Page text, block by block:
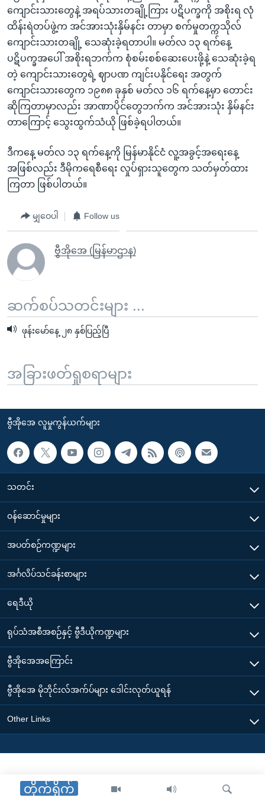
တိုက်ရိုက်
ကျောင်းသားတွေနဲ့ အရပ်သားတချို့ကြား ပဋိပက္ခကို အစိုးရ လုံ
ထိန်းရဲတပ်ဖွဲ့က အင်အားသုံးနှိမ်နင်း တာမှာ စက်မှုတက္ကသိုလ်
ကျောင်းသားတချို့ သေဆုံးခဲ့ရတာပါ။ မတ်လ ၁၃ ရက်နေ့
ပဋိပက္ခအပေါ် အစိုးရဘက်က စုံစမ်းစစ်ဆေးပေးဖို့နဲ့ သေဆုံးခဲ့ရ
တဲ့ ကျောင်းသားတွေရဲ့ ဈာပဏ ကျင်းပနိုင်ရေး အတွက်
ကျောင်းသားတွေက ၁၉၈၈ ခုနှစ် မတ်လ ၁၆ ရက်နေ့မှာ တောင်း
ဆိုကြတာမှာလည်း အာဏာပိုင်တွေဘက်က အင်အားသုံး နှိမ်နင်း
တာကြောင့် သွေးထွက်သံယို ဖြစ်ခဲ့ရပါတယ်။
ဒီကနေ့ မတ်လ ၁၃ ရက်နေ့ကို မြန်မာနိုင်ငံ လူ့အခွင့်အရေးနေ့
အဖြစ်လည်း ဒီမိုကရေစီရေး လှုပ်ရှားသူတွေက သတ်မှတ်ထား
ကြတာ ဖြစ်ပါတယ်။
မျှဝေပါ Follow us
ဗွီအိုအေ (မြန်မာဌာန)
ဆက်စပ်သတင်းများ ...
ဖုန်းမော်နေ့ ၂၈ နှစ်ပြည့်ပြီ
အခြားဖတ်ရှုစရာများ
ဗွီအိုအေ လူမှုကွန်ယက်များ
သတင်း
၀န်ဆောင်မှုများ
အပတ်စဉ်ကဏ္ဍများ
အင်္ဂလိပ်သင်ခန်းစာများ
ရေဒီယို
ရုပ်သံအစီအစဉ်နှင့် ဗွီဒီယိုကဏ္ဍများ
ဗွီအိုအေအကြောင်း
ဗွီအိုအေ မိုဘိုင်းလ်အက်ပ်များ ဒေါင်းလုတ်ယူရန်
Other Links